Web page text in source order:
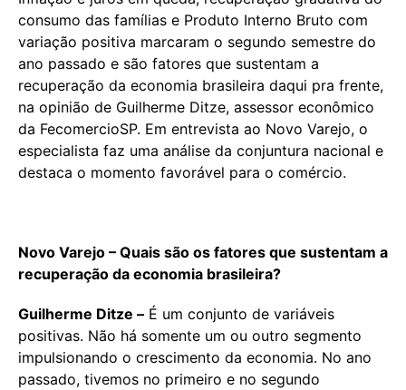
consumo das famílias e Produto Interno Bruto com
variação positiva marcaram o segundo semestre do
ano passado e são fatores que sustentam a
recuperação da economia brasileira daqui pra frente,
na opinião de Guilherme Ditze, assessor econômico
da FecomercioSP. Em entrevista ao Novo Varejo, o
especialista faz uma análise da conjuntura nacional e
destaca o momento favorável para o comércio.
Novo Varejo – Quais são os fatores que sustentam a
recuperação da economia brasileira?
Guilherme Ditze – É um conjunto de variáveis
positivas. Não há somente um ou outro segmento
impulsionando o crescimento da economia. No ano
passado, tivemos no primeiro e no segundo